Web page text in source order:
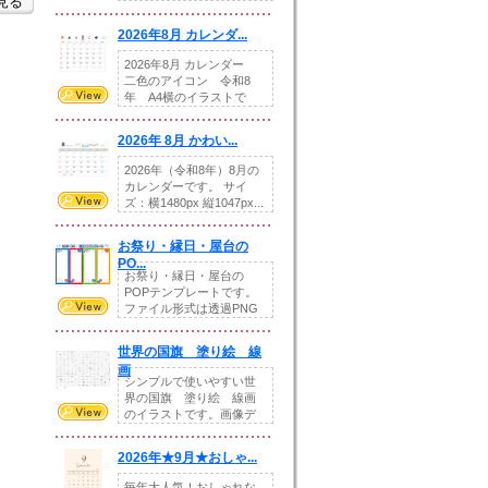
2026年8月 カレンダ...
2026年8月 カレンダー
二色のアイコン 令和8
年 A4横のイラストで
2026年 8月 かわい...
2026年（令和8年）8月の
カレンダーです。 サイ
ズ：横1480px 縦1047px...
お祭り・縁日・屋台の
PO...
お祭り・縁日・屋台の
POPテンプレートです。
ファイル形式は透過PNG
世界の国旗 塗り絵 線
画
シンプルで使いやすい世
界の国旗 塗り絵 線画
のイラストです。画像デ
2026年★9月★おしゃ...